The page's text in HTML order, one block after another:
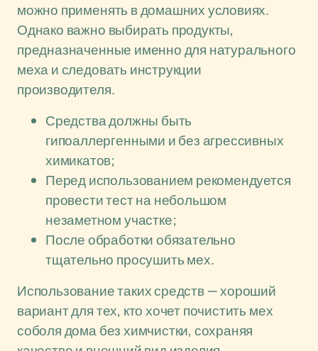
можно применять в домашних условиях.
Однако важно выбирать продукты,
предназначенные именно для натурального
меха и следовать инструкции
производителя.
Средства должны быть
гипоаллергенными и без агрессивных
химикатов;
Перед использованием рекомендуется
провести тест на небольшом
незаметном участке;
После обработки обязательно
тщательно просушить мех.
Использование таких средств — хороший
вариант для тех, кто хочет почистить мех
соболя дома без химчистки, сохраняя